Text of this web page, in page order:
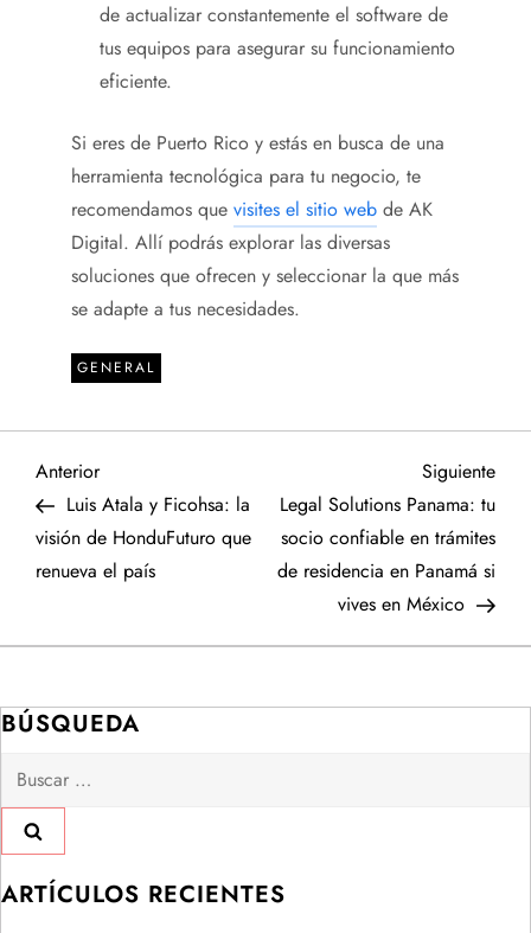
de actualizar constantemente el software de
tus equipos para asegurar su funcionamiento
eficiente.
Si eres de Puerto Rico y estás en busca de una
herramienta tecnológica para tu negocio, te
recomendamos que visites el sitio web de AK
Digital. Allí podrás explorar las diversas
soluciones que ofrecen y seleccionar la que más
se adapte a tus necesidades.
GENERAL
N
a
v
e
g
a
c
i
Entrada
anterior
Anterior
Luis Atala y Ficohsa: la
visión de HonduFuturo que
renueva el país
Siguiente
Legal Solutions Panama: tu
socio confiable en trámites
de residencia en Panamá si
vives en México
BÚSQUEDA
Buscar:
ARTÍCULOS RECIENTES